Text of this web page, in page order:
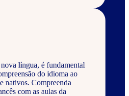
língua, é fundamental
do idioma ao
nativos. Compreenda
com as aulas da